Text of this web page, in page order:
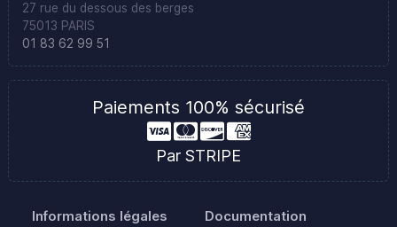
27 rue du dessous des berges
75013 PARIS
01 83 62 99 51
Paiements 100% sécurisé
Par STRIPE
Informations légales Documentation